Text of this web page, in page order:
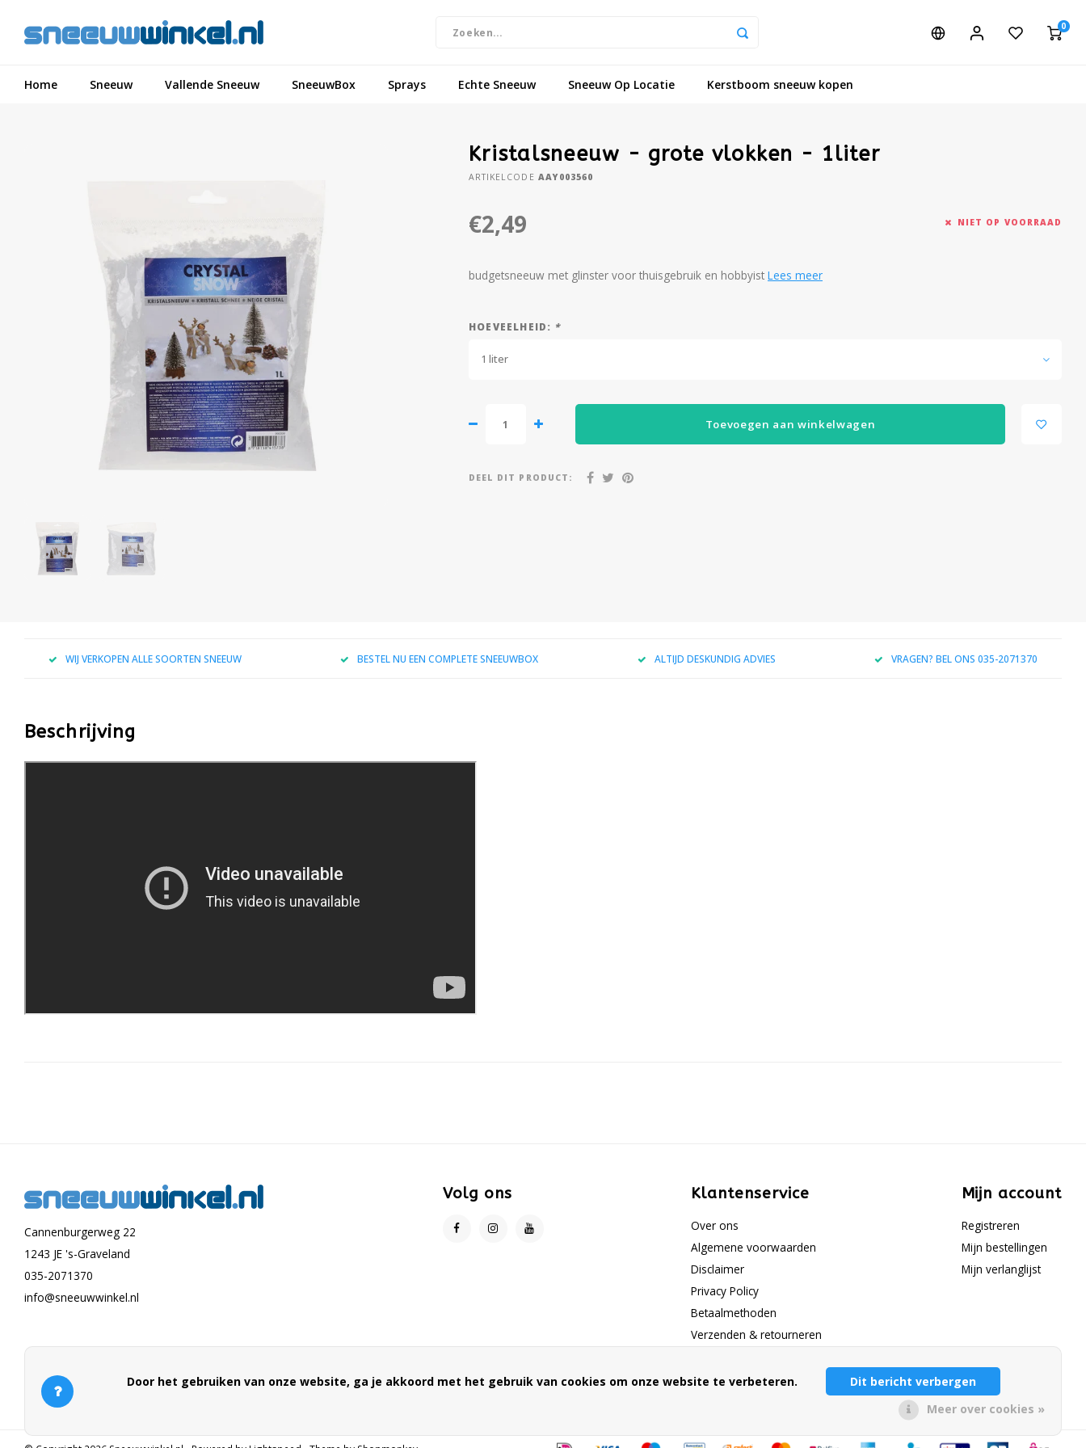
0
Home Sneeuw Vallende Sneeuw SneeuwBox Sprays Echte Sneeuw Sneeuw Op Locatie Kerstboom sneeuw kopen
Kristalsneeuw - grote vlokken - 1liter
ARTIKELCODE AAY003560
€2,49 NIET OP VOORRAAD
budgetsneeuw met glinster voor thuisgebruik en hobbyist Lees meer
HOEVEELHEID: *
1 liter
Toevoegen aan winkelwagen
DEEL DIT PRODUCT:
WIJ VERKOPEN ALLE SOORTEN SNEEUW BESTEL NU EEN COMPLETE SNEEUWBOX ALTIJD DESKUNDIG ADVIES VRAGEN? BEL ONS 035-2071370
Beschrijving
Cannenburgerweg 22
1243 JE 's-Graveland
035-2071370
info@sneeuwwinkel.nl
Volg ons Klantenservice
Over ons
Algemene voorwaarden
Disclaimer
Privacy Policy
Betaalmethoden
Verzenden & retourneren
Sitemap
Mijn account
Registreren
Mijn bestellingen
Mijn verlanglijst
Door het gebruiken van onze website, ga je akkoord met het gebruik van cookies om onze website te verbeteren.
Dit bericht verbergen
Meer over cookies »